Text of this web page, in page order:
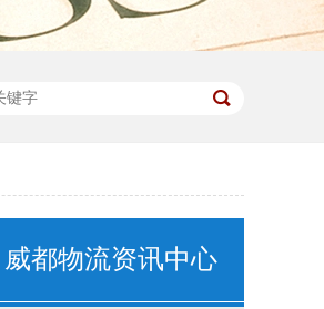
威都物流资讯中心